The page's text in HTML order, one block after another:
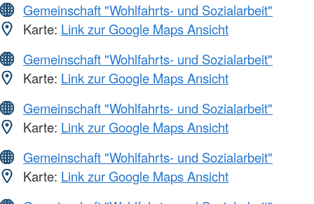
Gemeinschaft "Wohlfahrts- und Sozialarbeit"
Karte: Link zur Google Maps Ansicht
Gemeinschaft "Wohlfahrts- und Sozialarbeit"
Karte: Link zur Google Maps Ansicht
Gemeinschaft "Wohlfahrts- und Sozialarbeit"
Karte: Link zur Google Maps Ansicht
Gemeinschaft "Wohlfahrts- und Sozialarbeit"
Karte: Link zur Google Maps Ansicht